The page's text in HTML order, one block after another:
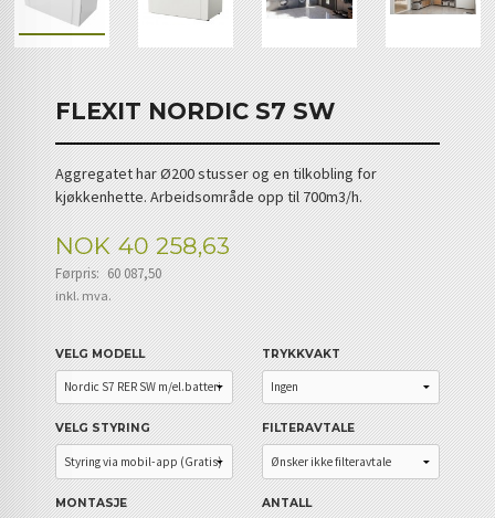
FLEXIT NORDIC S7 SW
Aggregatet har Ø200 stusser og en tilkobling for
kjøkkenhette. Arbeidsområde opp til 700m3/h.
Tilbud
NOK 40 258,63
Førpris: 60 087,50
Rabatt
inkl. mva.
VELG MODELL TRYKKVAKT
VELG STYRING FILTERAVTALE
MONTASJE ANTALL